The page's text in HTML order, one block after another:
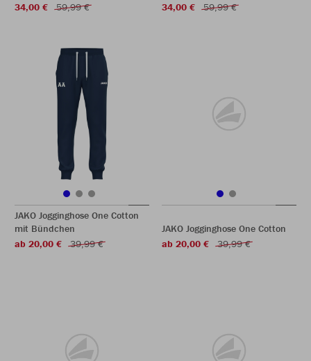
34,00 €
59,99 €
34,00 €
59,99 €
JAKO Jogginghose One Cotton
mit Bündchen
ab 20,00 €
39,99 €
JAKO Jogginghose One Cotton
ab 20,00 €
39,99 €